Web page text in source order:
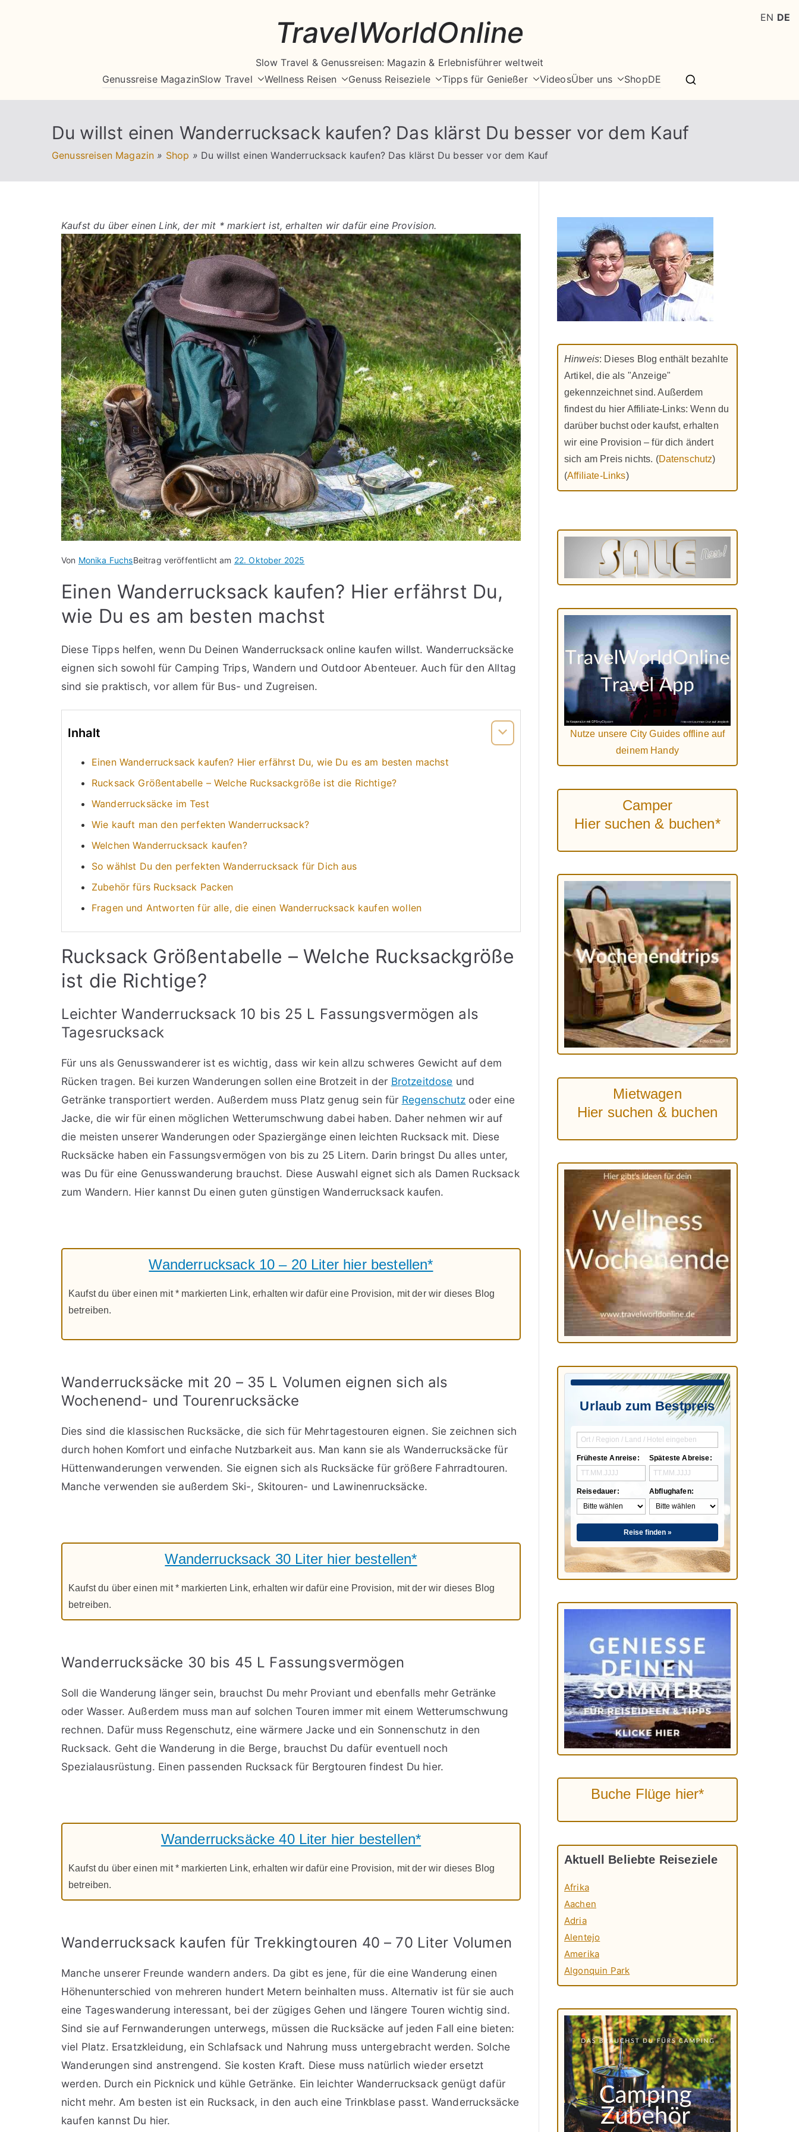
TravelWorldOnline
Slow Travel & Genussreisen: Magazin & Erlebnisführer weltweit
Genussreise MagazinSlow Travel Wellness Reisen Genuss Reiseziele Tipps für Genießer VideosÜber uns ShopDE
Du willst einen Wanderrucksack kaufen? Das klärst Du besser vor dem Kauf
Genussreisen Magazin » Shop » Du willst einen Wanderrucksack kaufen? Das klärst Du besser vor dem Kauf
Kaufst du über einen Link, der mit * markiert ist, erhalten wir dafür eine Provision.
Von Monika FuchsBeitrag veröffentlicht am 22. Oktober 2025
Einen Wanderrucksack kaufen? Hier erfährst Du,
wie Du es am besten machst
Diese Tipps helfen, wenn Du Deinen Wanderrucksack online kaufen willst. Wanderrucksäcke
eignen sich sowohl für Camping Trips, Wandern und Outdoor Abenteuer. Auch für den Alltag
sind sie praktisch, vor allem für Bus- und Zugreisen.
Inhalt
Einen Wanderrucksack kaufen? Hier erfährst Du, wie Du es am besten machst
Rucksack Größentabelle – Welche Rucksackgröße ist die Richtige?
Wanderrucksäcke im Test
Wie kauft man den perfekten Wanderrucksack?
Welchen Wanderrucksack kaufen?
So wählst Du den perfekten Wanderrucksack für Dich aus
Zubehör fürs Rucksack Packen
Fragen und Antworten für alle, die einen Wanderrucksack kaufen wollen
Rucksack Größentabelle – Welche Rucksackgröße
ist die Richtige?
Leichter Wanderrucksack 10 bis 25 L Fassungsvermögen als
Tagesrucksack
Für uns als Genusswanderer ist es wichtig, dass wir kein allzu schweres Gewicht auf dem
Rücken tragen. Bei kurzen Wanderungen sollen eine Brotzeit in der Brotzeitdose und
Getränke transportiert werden. Außerdem muss Platz genug sein für Regenschutz oder eine
Jacke, die wir für einen möglichen Wetterumschwung dabei haben. Daher nehmen wir auf
die meisten unserer Wanderungen oder Spaziergänge einen leichten Rucksack mit. Diese
Rucksäcke haben ein Fassungsvermögen von bis zu 25 Litern. Darin bringst Du alles unter,
was Du für eine Genusswanderung brauchst. Diese Auswahl eignet sich als Damen Rucksack
zum Wandern. Hier kannst Du einen guten günstigen Wanderrucksack kaufen.
Wanderrucksack 10 – 20 Liter hier bestellen*
Kaufst du über einen mit * markierten Link, erhalten wir dafür eine Provision, mit der wir dieses Blog
betreiben.
Wanderrucksäcke mit 20 – 35 L Volumen eignen sich als
Wochenend- und Tourenrucksäcke
Dies sind die klassischen Rucksäcke, die sich für Mehrtagestouren eignen. Sie zeichnen sich
durch hohen Komfort und einfache Nutzbarkeit aus. Man kann sie als Wanderrucksäcke für
Hüttenwanderungen verwenden. Sie eignen sich als Rucksäcke für größere Fahrradtouren.
Manche verwenden sie außerdem Ski-, Skitouren- und Lawinenrucksäcke.
Wanderrucksack 30 Liter hier bestellen*
Kaufst du über einen mit * markierten Link, erhalten wir dafür eine Provision, mit der wir dieses Blog
betreiben.
Wanderrucksäcke 30 bis 45 L Fassungsvermögen
Soll die Wanderung länger sein, brauchst Du mehr Proviant und ebenfalls mehr Getränke
oder Wasser. Außerdem muss man auf solchen Touren immer mit einem Wetterumschwung
rechnen. Dafür muss Regenschutz, eine wärmere Jacke und ein Sonnenschutz in den
Rucksack. Geht die Wanderung in die Berge, brauchst Du dafür eventuell noch
Spezialausrüstung. Einen passenden Rucksack für Bergtouren findest Du hier.
Wanderrucksäcke 40 Liter hier bestellen*
Kaufst du über einen mit * markierten Link, erhalten wir dafür eine Provision, mit der wir dieses Blog
betreiben.
Wanderrucksack kaufen für Trekkingtouren 40 – 70 Liter Volumen
Manche unserer Freunde wandern anders. Da gibt es jene, für die eine Wanderung einen
Höhenunterschied von mehreren hundert Metern beinhalten muss. Alternativ ist für sie auch
eine Tageswanderung interessant, bei der zügiges Gehen und längere Touren wichtig sind.
Sind sie auf Fernwanderungen unterwegs, müssen die Rucksäcke auf jeden Fall eine bieten:
viel Platz. Ersatzkleidung, ein Schlafsack und Nahrung muss untergebracht werden. Solche
Wanderungen sind anstrengend. Sie kosten Kraft. Diese muss natürlich wieder ersetzt
werden. Durch ein Picknick und kühle Getränke. Ein leichter Wanderrucksack genügt dafür
nicht mehr. Am besten ist ein Rucksack, in den auch eine Trinkblase passt. Wanderrucksäcke
kaufen kannst Du hier.
Hinweis: Dieses Blog enthält bezahlte
Artikel, die als "Anzeige"
gekennzeichnet sind. Außerdem
findest du hier Affiliate-Links: Wenn du
darüber buchst oder kaufst, erhalten
wir eine Provision – für dich ändert
sich am Preis nichts. (Datenschutz)
(Affiliate-Links)
Nutze unsere City Guides offline auf
deinem Handy
Camper
Hier suchen & buchen*
Mietwagen
Hier suchen & buchen
Urlaub zum Bestpreis
Früheste Anreise:
Reisedauer:
Späteste Abreise:
Abflughafen:
Reise finden »
Buche Flüge hier*
Aktuell Beliebte Reiseziele
Afrika
Aachen
Adria
Alentejo
Amerika
Algonquin Park
EN DE